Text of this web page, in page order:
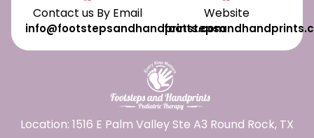
Contact us By Email
info@footstepsandhandprints.com
Website
Location: 1516 E Palm Valley Ste A3 Round Rock, TX